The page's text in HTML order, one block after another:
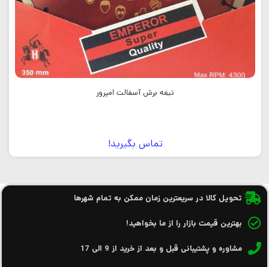
تیغه برش آسفالت امپرور
تماس بگیرید!
تحویل کالا در سریعترین زمان ممکن به تمام شهرها
بهترین قیمت بازار را از ما بخواهید!
مشاوره و پشتیبانی قبل و بعد از خرید از 9 الی 17